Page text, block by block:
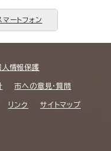
マートフォン
人情報保護
市への意見・質問
リンク サイトマップ